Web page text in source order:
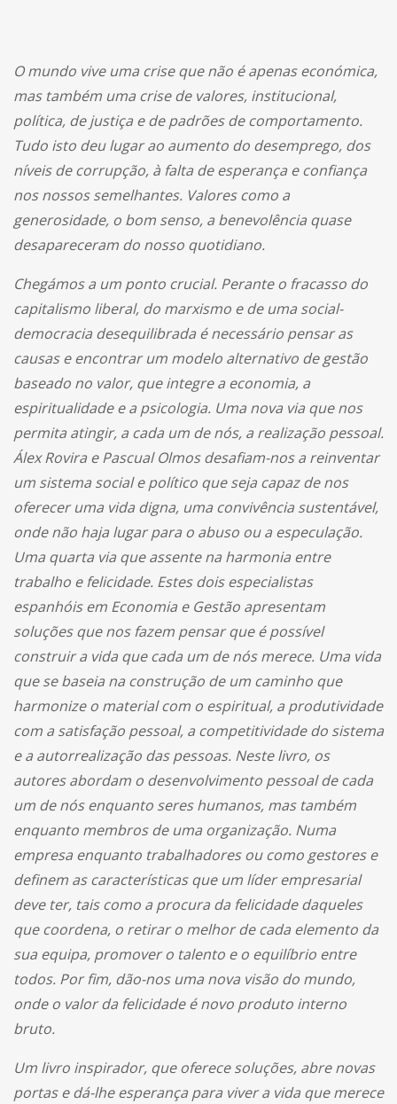
O mundo vive uma crise que não é apenas económica,
mas também uma crise de valores, institucional,
política, de justiça e de padrões de comportamento.
Tudo isto deu lugar ao aumento do desemprego, dos
níveis de corrupção, à falta de esperança e confiança
nos nossos semelhantes. Valores como a
generosidade, o bom senso, a benevolência quase
desapareceram do nosso quotidiano.
Chegámos a um ponto crucial. Perante o fracasso do
capitalismo liberal, do marxismo e de uma social-
democracia desequilibrada é necessário pensar as
causas e encontrar um modelo alternativo de gestão
baseado no valor, que integre a economia, a
espiritualidade e a psicologia. Uma nova via que nos
permita atingir, a cada um de nós, a realização pessoal.
Álex Rovira e Pascual Olmos desafiam-nos a reinventar
um sistema social e político que seja capaz de nos
oferecer uma vida digna, uma convivência sustentável,
onde não haja lugar para o abuso ou a especulação.
Uma quarta via que assente na harmonia entre
trabalho e felicidade. Estes dois especialistas
espanhóis em Economia e Gestão apresentam
soluções que nos fazem pensar que é possível
construir a vida que cada um de nós merece. Uma vida
que se baseia na construção de um caminho que
harmonize o material com o espiritual, a produtividade
com a satisfação pessoal, a competitividade do sistema
e a autorrealização das pessoas. Neste livro, os
autores abordam o desenvolvimento pessoal de cada
um de nós enquanto seres humanos, mas também
enquanto membros de uma organização. Numa
empresa enquanto trabalhadores ou como gestores e
definem as características que um líder empresarial
deve ter, tais como a procura da felicidade daqueles
que coordena, o retirar o melhor de cada elemento da
sua equipa, promover o talento e o equilíbrio entre
todos. Por fim, dão-nos uma nova visão do mundo,
onde o valor da felicidade é novo produto interno
bruto.
Um livro inspirador, que oferece soluções, abre novas
portas e dá-lhe esperança para viver a vida que merece